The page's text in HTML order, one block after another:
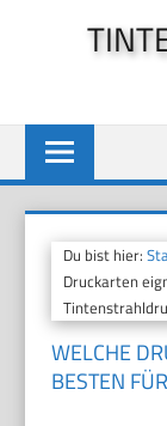
Du bist hier:
Druckarten
WELCHE
BESTEN